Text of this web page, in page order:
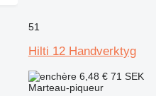
51
Hilti 12 Handverktyg
6,48 € 71 SEK
Marteau-piqueur